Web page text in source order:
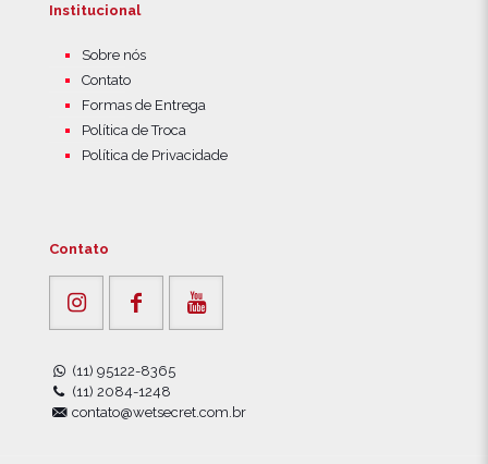
Institucional
Sobre nós
Contato
Formas de Entrega
Política de Troca
Política de Privacidade
Contato
(11) 95122-8365
(11) 2084-1248
contato@wetsecret.com.br